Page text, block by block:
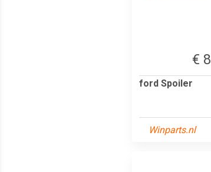
€ 8
ford Spoiler
Winparts.nl